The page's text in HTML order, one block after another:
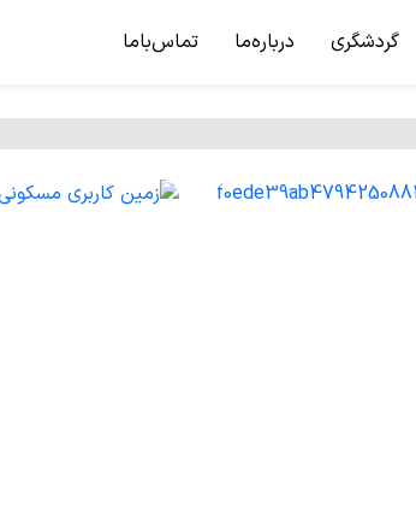
گردشگری درباره‌ما تماس‌باما